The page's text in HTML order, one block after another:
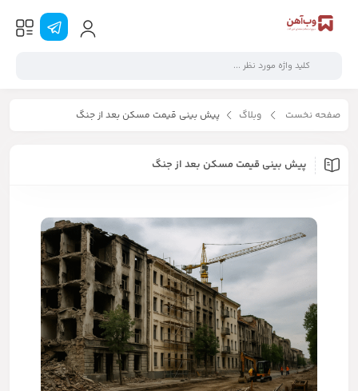
صفحه نخست وبلاگ پیش بینی قیمت مسکن بعد از جنگ
پیش بینی قیمت مسکن بعد از جنگ